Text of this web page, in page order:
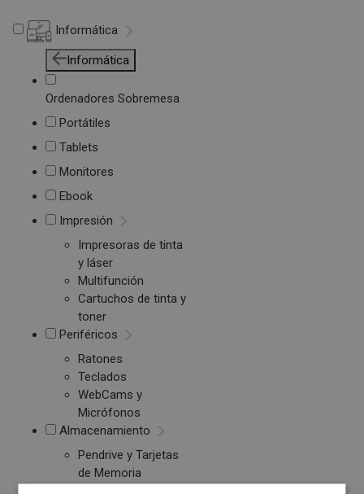
Informática
Informática
Ordenadores Sobremesa
Portátiles
Tablets
Monitores
Ebook
Impresión
Impresoras de tinta
y láser
Multifunción
Cartuchos de tinta y
toner
Periféricos
Ratones
Teclados
WebCams y
Micrófonos
Almacenamiento
Pendrive y Tarjetas
de Memoria